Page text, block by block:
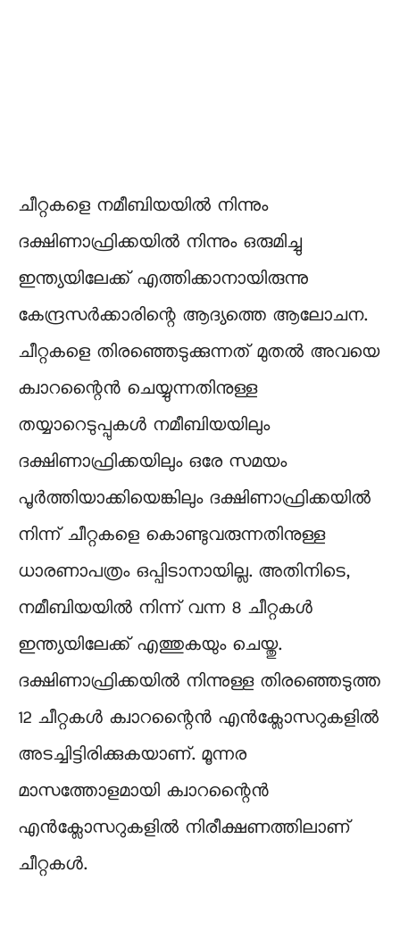
ചീറ്റകളെ നമീബിയയില്‍ നിന്നും
ദക്ഷിണാഫ്രിക്കയില്‍ നിന്നും ഒരുമിച്ചു
ഇന്ത്യയിലേക്ക് എത്തിക്കാനായിരുന്നു
കേന്ദ്രസര്‍ക്കാരിന്റെ ആദ്യത്തെ ആലോചന.
ചീറ്റകളെ തിരഞ്ഞെടുക്കുന്നത് മുതല്‍ അവയെ
ക്വാറന്റൈന്‍ ചെയ്യുന്നതിനുള്ള
തയ്യാറെടുപ്പുകള്‍ നമീബിയയിലും
ദക്ഷിണാഫ്രിക്കയിലും ഒരേ സമയം
പൂര്‍ത്തിയാക്കിയെങ്കിലും ദക്ഷിണാഫ്രിക്കയില്‍
നിന്ന് ചീറ്റകളെ കൊണ്ടുവരുന്നതിനുള്ള
ധാരണാപത്രം ഒപ്പിടാനായില്ല. അതിനിടെ,
നമീബിയയില്‍ നിന്ന് വന്ന 8 ചീറ്റകള്‍
ഇന്ത്യയിലേക്ക് എത്തുകയും ചെയ്തു.
ദക്ഷിണാഫ്രിക്കയില്‍ നിന്നുള്ള തിരഞ്ഞെടുത്ത
12 ചീറ്റകള്‍ ക്വാറന്റൈന്‍ എന്‍ക്ലോസറുകളില്‍
അടച്ചിട്ടിരിക്കുകയാണ്. മൂന്നര
മാസത്തോളമായി ക്വാറന്റൈന്‍
എന്‍ക്ലോസറുകളില്‍ നിരീക്ഷണത്തിലാണ്
ചീറ്റകള്‍.